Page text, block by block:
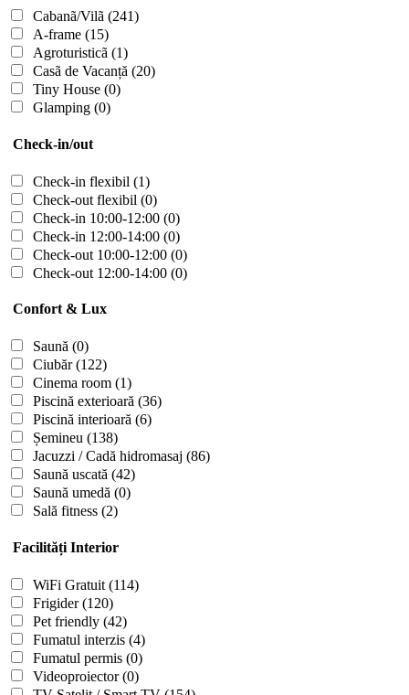
Cabanã/Vilã (241)
A-frame (15)
Agroturisticã (1)
Casã de Vacanță (20)
Tiny House (0)
Glamping (0)
Check-in/out
Check-in flexibil (1)
Check-out flexibil (0)
Check-in 10:00-12:00 (0)
Check-in 12:00-14:00 (0)
Check-out 10:00-12:00 (0)
Check-out 12:00-14:00 (0)
Confort & Lux
Saună (0)
Ciubăr(122)
Cinema room (1)
Piscină exterioară (36)
Piscină interioară (6)
Șemineu (138)
Jacuzzi / Cadă hidromasaj (86)
Saună uscată (42)
Saună umedă (0)
Sală fitness (2)
Facilități Interior
WiFi Gratuit (114)
Frigider(120)
Pet friendly (42)
Fumatul interzis (4)
Fumatul permis (0)
Videoproiector(0)